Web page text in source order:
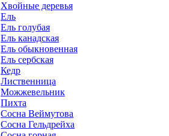
Хвойные деревья
Ель
Ель голубая
Ель канадская
Ель обыкновенная
Ель сербская
Кедр
Лиственница
Можжевельник
Пихта
Сосна Веймутова
Сосна Гельдрейха